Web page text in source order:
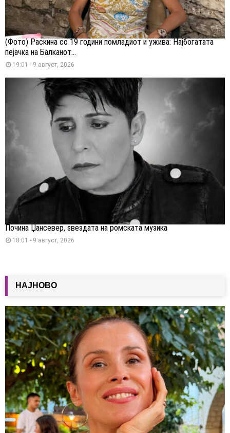
(Фото) Раскина со 19 години помладиот и ужива: Најбогатата
пејачка на Балканот...
19:01 - 9 август, 2026
Почина Џансевер, ѕвездата на ромската музика
18:01 - 9 август, 2026
НАЈНОВО